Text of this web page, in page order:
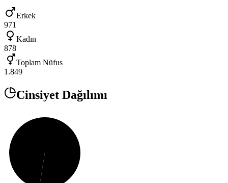
Erkek
971
Kadın
878
Toplam Nüfus
1.849
Cinsiyet Dağılımı